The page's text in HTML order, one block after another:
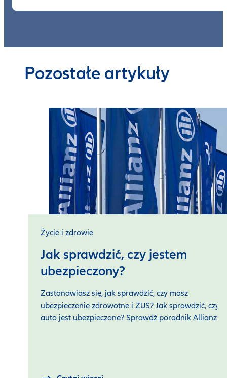
Pozostałe artykuły
Życie i zdrowie
Jak sprawdzić, czy jestem
ubezpieczony?
Zastanawiasz się, jak sprawdzić, czy masz
ubezpieczenie zdrowotne i ZUS? Jak sprawdzić, czy
auto jest ubezpieczone? Sprawdź poradnik Allianz.